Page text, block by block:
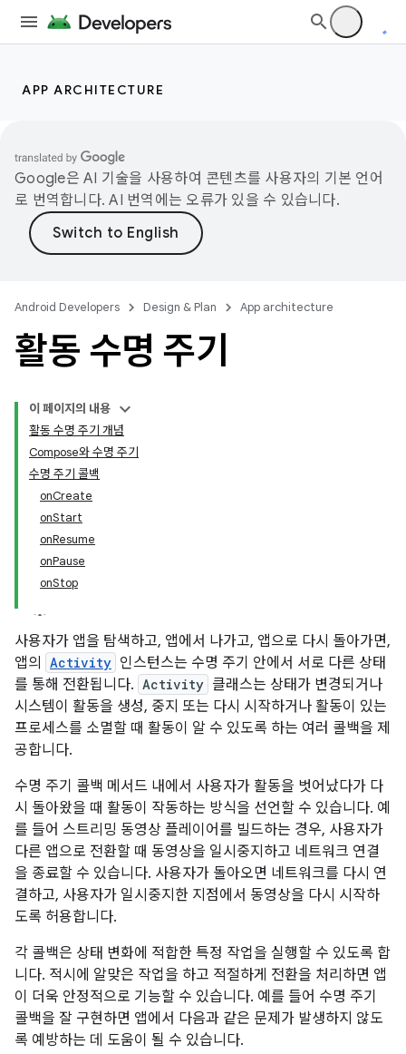
APP ARCHITECTURE
Google은 AI 기술을 사용하여 콘텐츠를 사용자의 기본 언어
로 번역합니다. AI 번역에는 오류가 있을 수 있습니다.
Android Developers Design & Plan App architecture
활동 수명 주기
이 페이지의 내용
활동 수명 주기 개념
Compose와 수명 주기
수명 주기 콜백
onCreate
onStart
onResume
onPause
onStop
사용자가 앱을 탐색하고, 앱에서 나가고, 앱으로 다시 돌아가면,
앱의
Activity 인스턴스는 수명 주기 안에서 서로 다른 상태
를 통해 전환됩니다. Activity 클래스는 상태가 변경되거나
시스템이 활동을 생성, 중지 또는 다시 시작하거나 활동이 있는
프로세스를 소멸할 때 활동이 알 수 있도록 하는 여러 콜백을 제
공합니다.
수명 주기 콜백 메서드 내에서 사용자가 활동을 벗어났다가 다
시 돌아왔을 때 활동이 작동하는 방식을 선언할 수 있습니다. 예
를 들어 스트리밍 동영상 플레이어를 빌드하는 경우, 사용자가
다른 앱으로 전환할 때 동영상을 일시중지하고 네트워크 연결
을 종료할 수 있습니다. 사용자가 돌아오면 네트워크를 다시 연
결하고, 사용자가 일시중지한 지점에서 동영상을 다시 시작하
도록 허용합니다.
각 콜백은 상태 변화에 적합한 특정 작업을 실행할 수 있도록 합
니다. 적시에 알맞은 작업을 하고 적절하게 전환을 처리하면 앱
이 더욱 안정적으로 기능할 수 있습니다. 예를 들어 수명 주기
콜백을 잘 구현하면 앱에서 다음과 같은 문제가 발생하지 않도
록 예방하는 데 도움이 될 수 있습니다.